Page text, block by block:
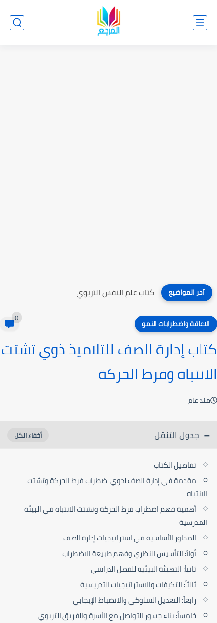
آخر المواضيع كتاب غير أفكارك وأحدث تغييرا دائما
الاعاقة واضطرابات النمو 0
كتاب إدارة الصف للتلاميذ ذوي تشتت
الانتباه وفرط الحركة
منذ عام
جدول التنقل
تفاصيل الكتاب
مقدمة في إدارة الصف لذوي اضطراب فرط الحركة وتشتت
الانتباه
أهمية فهم اضطراب فرط الحركة وتشتت الانتباه في البيئة
المدرسية
المحاور الأساسية في استراتيجيات إدارة الصف
أولاً: التأسيس النظري وفهم طبيعة الاضطراب
ثانياً: التهيئة البيئية للفصل الدراسي
ثالثاً: التكيفات والاستراتيجيات التدريسية
رابعاً: التعديل السلوكي والانضباط الإيجابي
خامساً: بناء جسور التواصل مع الأسرة والفريق التربوي